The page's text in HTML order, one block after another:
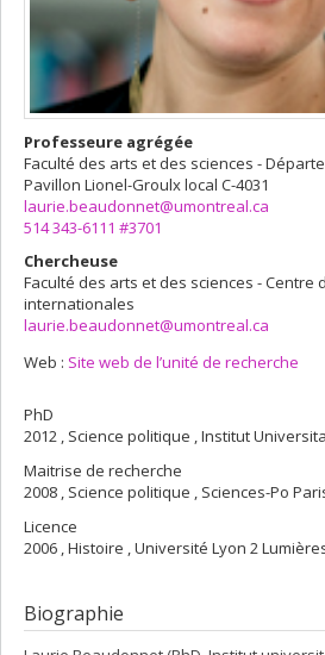
Professeure agrégée
Faculté des arts et des sciences -
Pavillon Lionel-Groulxlocal C-4031
laurie.beaudonnet@umontreal.ca
514 343-6111 #3701
Chercheuse
Faculté des arts et des sciences -
internationales
laurie.beaudonnet@umontreal.ca
Web : Site web de l’unité de recherche
PhD
2012 , Science politique , Institut
Maitrise de recherche
2008 , Science politique , Sciences-Po
Licence
2006 , Histoire , Université Lyon 2
Biographie